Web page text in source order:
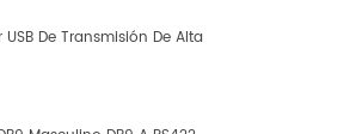
De Transmisión De Alta